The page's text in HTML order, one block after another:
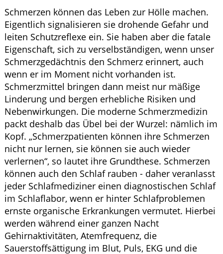
GESUND IM ALTER
Schmerzen können das Leben zur Hölle machen.
Eigentlich signalisieren sie drohende Gefahr und
leiten Schutzreflexe ein. Sie haben aber die fatale
Eigenschaft, sich zu verselbständigen, wenn unser
Schmerzgedächtnis den Schmerz erinnert, auch
wenn er im Moment nicht vorhanden ist.
Schmerzmittel bringen dann meist nur mäßige
Linderung und bergen erhebliche Risiken und
Nebenwirkungen. Die moderne Schmerzmedizin
packt deshalb das Übel bei der Wurzel: nämlich im
Kopf. „Schmerzpatienten können ihre Schmerzen
nicht nur lernen, sie können sie auch wieder
verlernen“, so lautet ihre Grundthese. Schmerzen
können auch den Schlaf rauben - daher veranlasst
jeder Schlafmediziner einen diagnostischen Schlaf
im Schlaflabor, wenn er hinter Schlafproblemen
ernste organische Erkrankungen vermutet. Hierbei
werden während einer ganzen Nacht
Gehirnaktivitäten, Atemfrequenz, die
Sauerstoffsättigung im Blut, Puls, EKG und die